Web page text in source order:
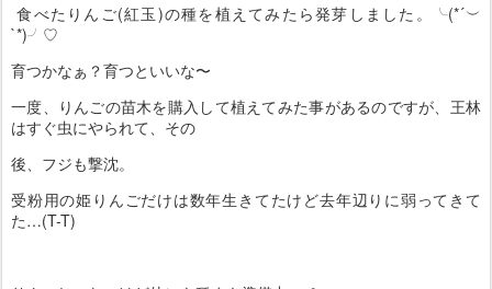
食べたりんご(紅玉)の種を植えてみたら発芽しました。╰(*´︶
`*)╯♡
育つかなぁ？育つといいな〜
一度、りんごの苗木を購入して植えてみた事があるのですが、王林
はすぐ虫にやられて、その
後、フジも撃沈。
受粉用の姫りんごだけは数年生きてたけど去年辺りに弱ってきて
た…(T-T)